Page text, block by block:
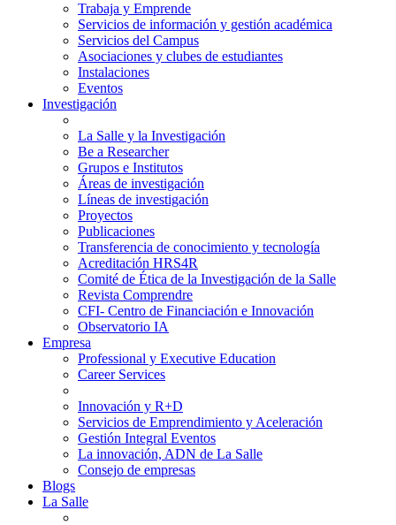
Trabaja y Emprende
Servicios de información y gestión académica
Servicios del Campus
Asociaciones y clubes de estudiantes
Instalaciones
Eventos
Investigación
La Salle y la Investigación
Be a Researcher
Grupos e Institutos
Áreas de investigación
Líneas de investigación
Proyectos
Publicaciones
Transferencia de conocimiento y tecnología
Acreditación HRS4R
Comité de Ética de la Investigación de la Salle
Revista Comprendre
CFI- Centro de Financiación e Innovación
Observatorio IA
Empresa
Professional y Executive Education
Career Services
Innovación y R+D
Servicios de Emprendimiento y Aceleración
Gestión Integral Eventos
La innovación, ADN de La Salle
Consejo de empresas
Blogs
La Salle